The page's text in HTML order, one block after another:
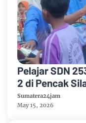
Pelajar SDN
2 di Pencak
Kecamatan
Sumatera24jam
May 15, 2026